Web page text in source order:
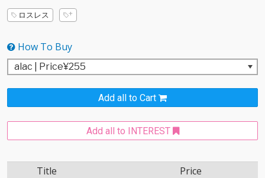
ロスレス
How To Buy
Add all to Cart
Add all to INTEREST
Title Price